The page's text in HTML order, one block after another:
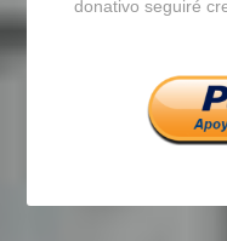
donativo seguiré